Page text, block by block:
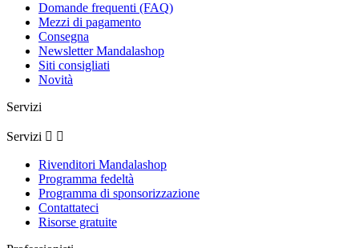
Domande frequenti (FAQ)
Mezzi di pagamento
Consegna
Newsletter Mandalashop
Siti consigliati
Novità
Servizi
Servizi  
Rivenditori Mandalashop
Programma fedeltà
Programma di sponsorizzazione
Contattateci
Risorse gratuite